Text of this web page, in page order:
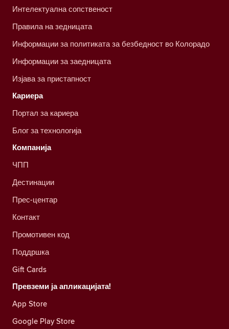
Интелектуална сопственост
Правила на зедницата
Информации за политиката за безбедност во Колорадо
Информации за заедницата
Изјава за пристапност
Кариера
Портал за кариера
Блог за технологија
Компанија
ЧПП
Дестинации
Прес-центар
Контакт
Промотивен код
Поддршка
Gift Cards
Превземи ја апликацијата!
App Store
Google Play Store